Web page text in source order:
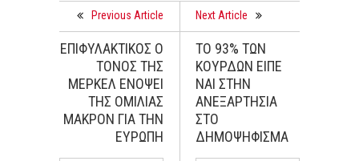
Previous Article
ΕΠΙΦΥΛΑΚΤΙΚΟΣ Ο
ΤΟΝΟΣ ΤΗΣ
ΜΕΡΚΕΛ ΕΝΟΨΕΙ
ΤΗΣ ΟΜΙΛΙΑΣ
ΜΑΚΡΟΝ ΓΙΑ ΤΗΝ
ΕΥΡΩΠΗ
Next Article
ΤΟ 93% ΤΩΝ
ΚΟΥΡΔΩΝ ΕΙΠΕ
ΝΑΙ ΣΤΗΝ
ΑΝΕΞΑΡΤΗΣΙΑ
ΣΤΟ
ΔΗΜΟΨΗΦΙΣΜΑ